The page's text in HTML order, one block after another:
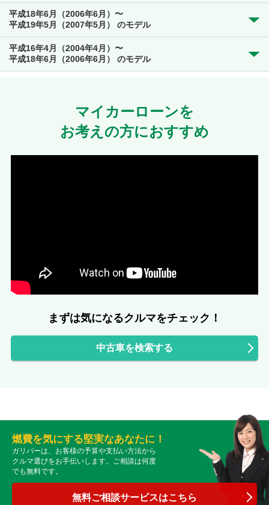
平成18年6月（2006年6月）〜
平成19年5月（2007年5月） のモデル
平成16年4月（2004年4月）〜
平成18年6月（2006年6月） のモデル
マイカーローンを
お考えの方におすすめ
まずは気になるクルマをチェック！
中古車を検索する
燃費を気にする堅実なあなたに！
ガリバーは、お客様の予算や支払い方法から
クルマ選びをお手伝いします。ご相談は何度
でも無料です。
無料ご相談サービスはこちら